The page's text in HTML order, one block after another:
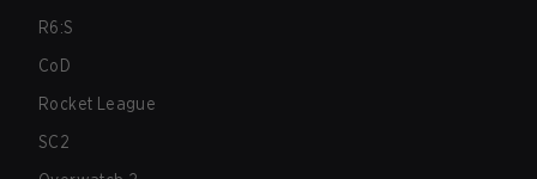
R6:S
CoD
Rocket League
SC2